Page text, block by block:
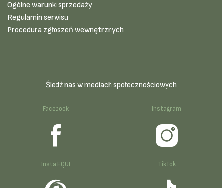
Ogólne warunki sprzedaży
Regulamin serwisu
Procedura zgłoszeń wewnętrznych
Śledź nas w mediach społecznościowych
Facebook Instagram
Insta EQUI TikTok